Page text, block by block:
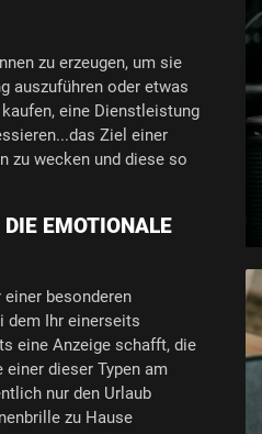
zu erzeugen, um sie
auszuführen oder etwas
eine Dienstleistung
Ziel einer
zu wecken und diese so
EMOTIONALE
besonderen
dem Ihr einerseits
eine Anzeige schafft, die
dieser Typen am
nur den Urlaub
zu Hause